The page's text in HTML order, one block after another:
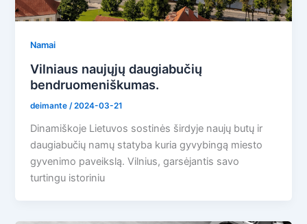
Namai
Vilniaus naujųjų daugiabučių
bendruomeniškumas.
deimante /2024-03-21
Dinamiškoje Lietuvos sostinės širdyje naujų butų ir
daugiabučių namų statyba kuria gyvybingą miesto
gyvenimo paveikslą. Vilnius, garsėjantis savo
turtingu istoriniu